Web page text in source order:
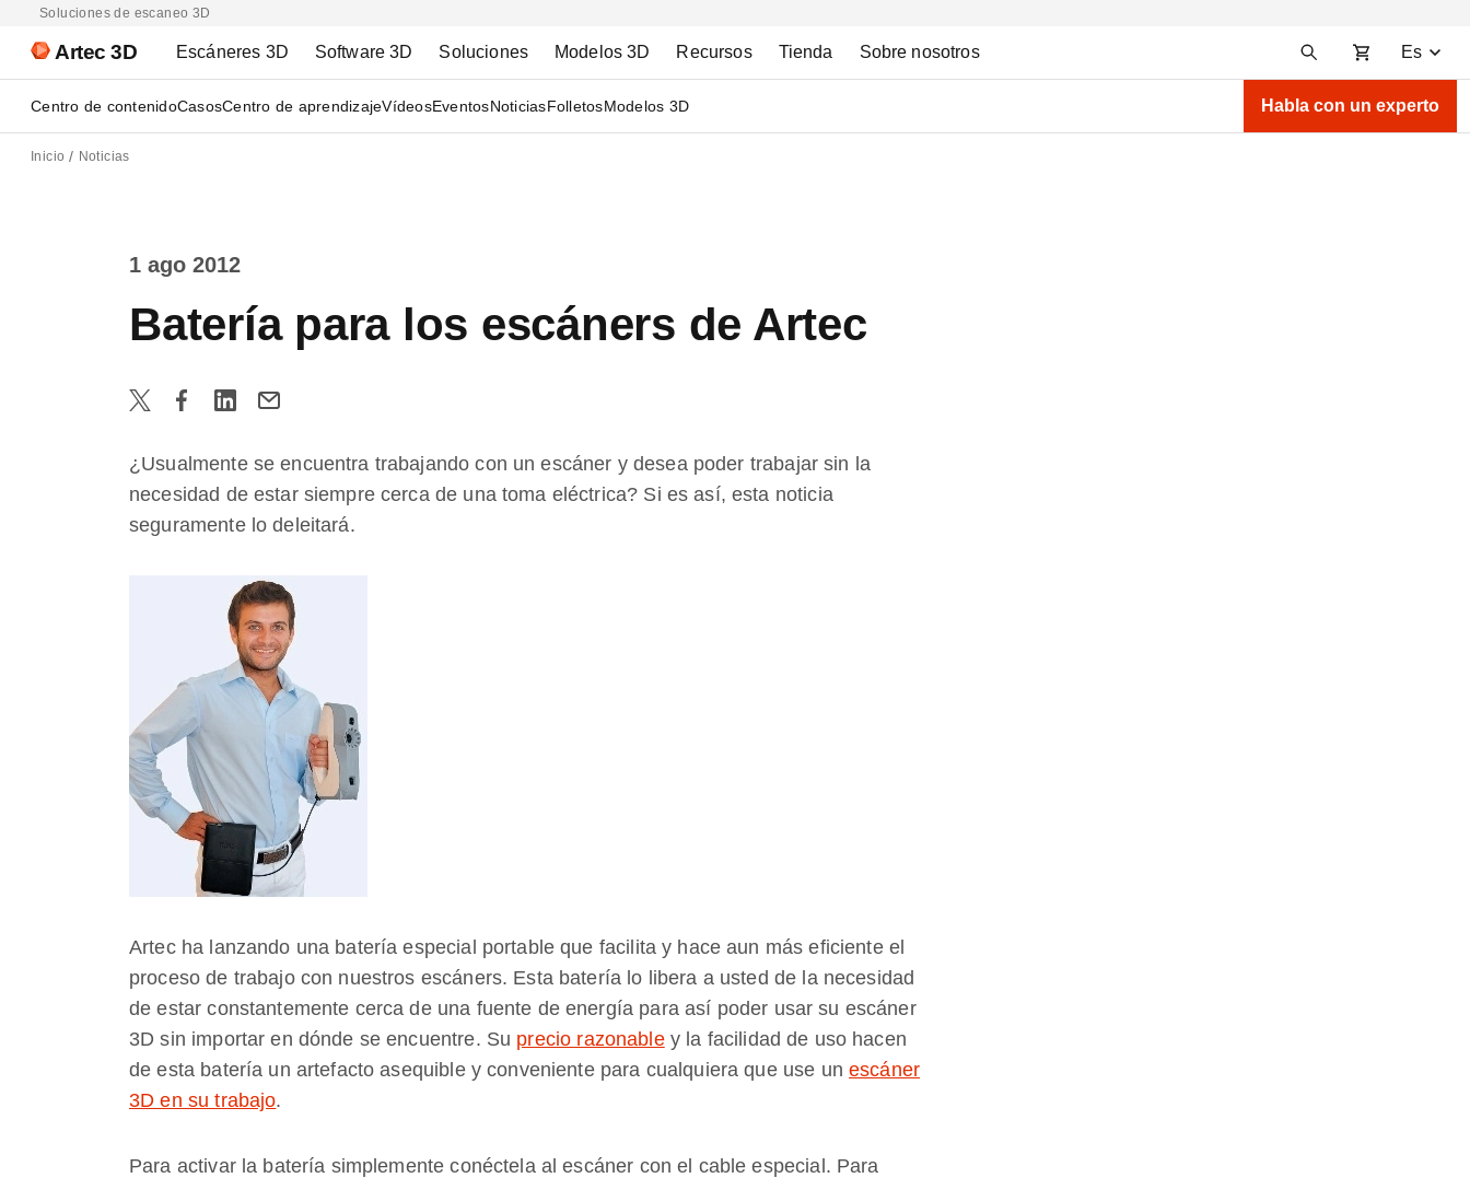
Soluciones de escaneo 3D
Artec 3D Escáneres 3D Software 3D Soluciones Modelos 3D Recursos Tienda Sobre nosotros Es
Centro de contenidoCasosCentro de aprendizajeVídeosEventosNoticiasFolletosModelos 3D Habla con un experto
Inicio Noticias
1 ago 2012
Batería para los escáners de Artec
¿Usualmente se encuentra trabajando con un escáner y desea poder trabajar sin la
necesidad de estar siempre cerca de una toma eléctrica? Si es así, esta noticia
seguramente lo deleitará.
Artec ha lanzando una batería especial portable que facilita y hace aun más eficiente el
proceso de trabajo con nuestros escáners. Esta batería lo libera a usted de la necesidad
de estar constantemente cerca de una fuente de energía para así poder usar su escáner
3D sin importar en dónde se encuentre. Su precio razonabley la facilidad de uso hacen
de esta batería un artefacto asequible y conveniente para cualquiera que use unescáner
3D en su trabajo.
Para activar la batería simplemente conéctela al escáner con el cable especial. Para